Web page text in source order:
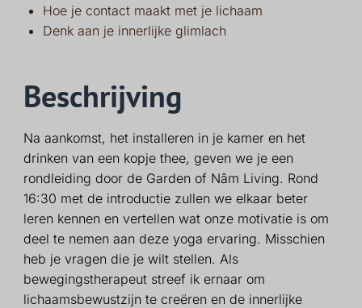
Hoe je contact maakt met je lichaam
Denk aan je innerlijke glimlach
Beschrijving
Na aankomst, het installeren in je kamer en het
drinken van een kopje thee, geven we je een
rondleiding door de Garden of Nâm Living. Rond
16:30 met de introductie zullen we elkaar beter
leren kennen en vertellen wat onze motivatie is om
deel te nemen aan deze yoga ervaring. Misschien
heb je vragen die je wilt stellen. Als
bewegingstherapeut streef ik ernaar om
lichaamsbewustzijn te creëren en de innerlijke